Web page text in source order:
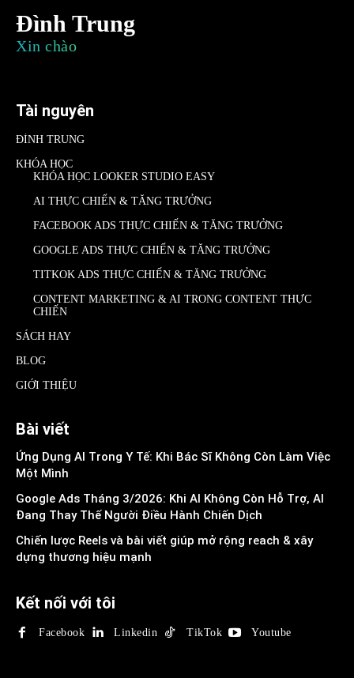
Đình Trung
Xin chào
Tài nguyên
ĐÌNH TRUNG
KHÓA HỌC
KHÓA HỌC LOOKER STUDIO EASY
AI THỰC CHIẾN & TĂNG TRƯỞNG
FACEBOOK ADS THỰC CHIẾN & TĂNG TRƯỞNG
GOOGLE ADS THỰC CHIẾN & TĂNG TRƯỞNG
TITKOK ADS THỰC CHIẾN & TĂNG TRƯỞNG
CONTENT MARKETING & AI TRONG CONTENT THỰC
CHIẾN
SÁCH HAY
BLOG
GIỚI THIỆU
Bài viết
Ứng Dụng AI Trong Y Tế: Khi Bác Sĩ Không Còn Làm Việc
Một Mình
Google Ads Tháng 3/2026: Khi AI Không Còn Hỗ Trợ, AI
Đang Thay Thế Người Điều Hành Chiến Dịch
Chiến lược Reels và bài viết giúp mở rộng reach & xây
dựng thương hiệu mạnh
Kết nối với tôi
Facebook Linkedin TikTok Youtube